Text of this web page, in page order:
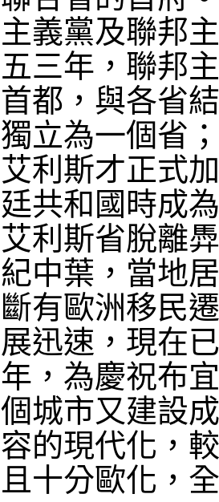
主義黨及聯邦
五三年，聯邦
首都，與各省
獨立為一個省
艾利斯才正式
廷共和國時成
艾利斯省脫離
紀中葉，當地
斷有歐洲移民
展迅速，現在
年，為慶祝布
個城市又建設
容的現代化，
且十分歐化，